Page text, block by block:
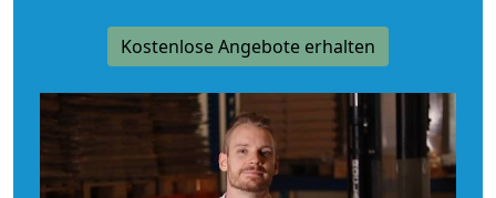
Kostenlose Angebote erhalten